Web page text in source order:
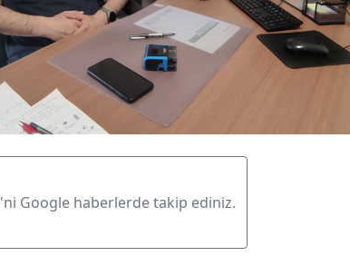
'ni Google haberlerde takip ediniz.